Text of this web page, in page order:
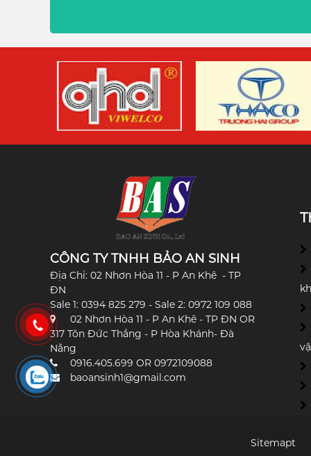
CÔNG TY TNHH BẢO AN SINH
Địa Chỉ: 02 Nhơn Hòa 11 - P An Khê - TP
ĐN
Sale 1: 0394 825 279 - Sale 2: 0972 109 088
02 Nhơn Hòa 11 - P An Khê - TP ĐN OR
317 Tôn Đức Thắng - P Hòa Khánh- Đà
Nẵng
0916.405.699 OR 0972109088
baoansinh1@gmail.com
Sitemapt